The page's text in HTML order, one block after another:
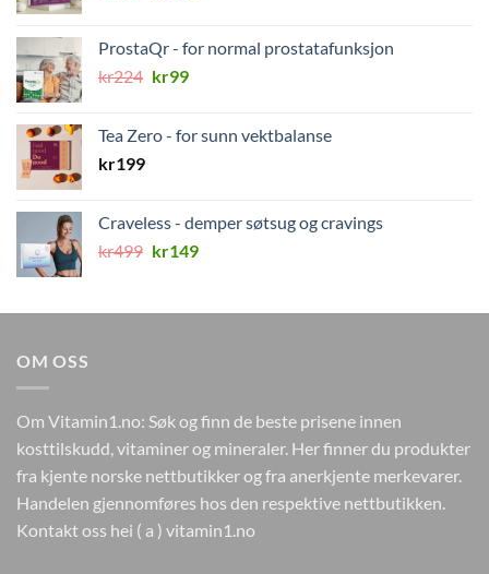
kr499.kr149.
ProstaQr - for normal prostatafunksjon
kr224 Opprinnelig
kr224.
kr99Nåværende
kr99.
Tea Zero - for sunn vektbalanse
kr199
Craveless - demper søtsug og cravings
kr499 Opprinnelig
kr499.
kr149Nåværende
kr149.
OM OSS
Om Vitamin1.no: Søk og finn de beste prisene innen
kosttilskudd, vitaminer og mineraler. Her finner du produkter
fra kjente norske nettbutikker og fra anerkjente merkevarer.
Handelen gjennomføres hos den respektive nettbutikken.
Kontakt oss hei ( a ) vitamin1.no